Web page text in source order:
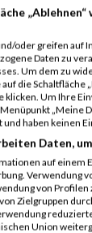
25.
/
oder greifen auf
Daten zu
Um dem zu
die
Um Ihre
„Meine
haben keinen
Daten,
auf
Verwendung
von
Zielgruppen
Union